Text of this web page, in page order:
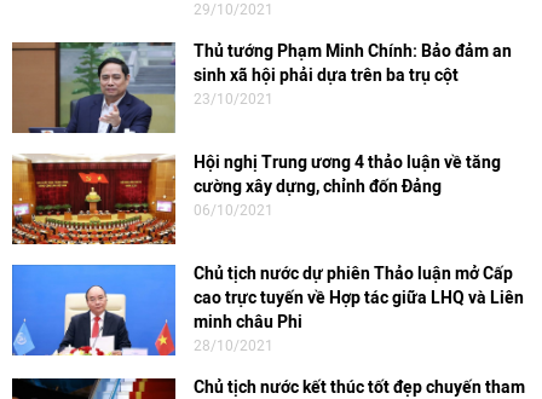
29/10/2021
Thủ tướng Phạm Minh Chính: Bảo đảm an
sinh xã hội phải dựa trên ba trụ cột
23/10/2021
Hội nghị Trung ương 4 thảo luận về tăng
cường xây dựng, chỉnh đốn Đảng
06/10/2021
Chủ tịch nước dự phiên Thảo luận mở Cấp
cao trực tuyến về Hợp tác giữa LHQ và Liên
minh châu Phi
28/10/2021
Chủ tịch nước kết thúc tốt đẹp chuyến tham